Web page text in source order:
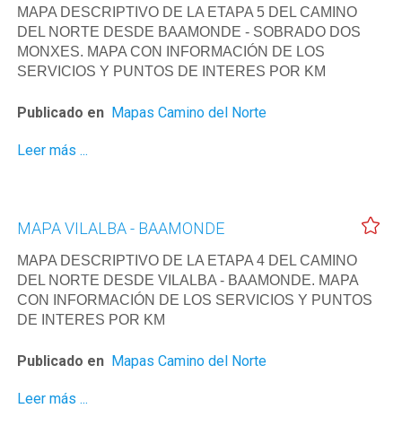
MAPA DESCRIPTIVO DE LA ETAPA 5 DEL CAMINO
DEL NORTE DESDE BAAMONDE - SOBRADO DOS
MONXES. MAPA CON INFORMACIÓN DE LOS
SERVICIOS Y PUNTOS DE INTERES POR KM
Publicado en Mapas Camino del Norte
Leer más ...
MAPA VILALBA - BAAMONDE
MAPA DESCRIPTIVO DE LA ETAPA 4 DEL CAMINO
DEL NORTE DESDE VILALBA - BAAMONDE. MAPA
CON INFORMACIÓN DE LOS SERVICIOS Y PUNTOS
DE INTERES POR KM
Publicado en Mapas Camino del Norte
Leer más ...